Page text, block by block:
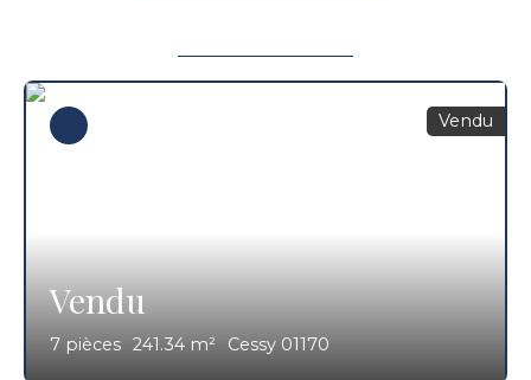
Vendu
7 pièces 241.34 m² Cessy 01170
Vendu